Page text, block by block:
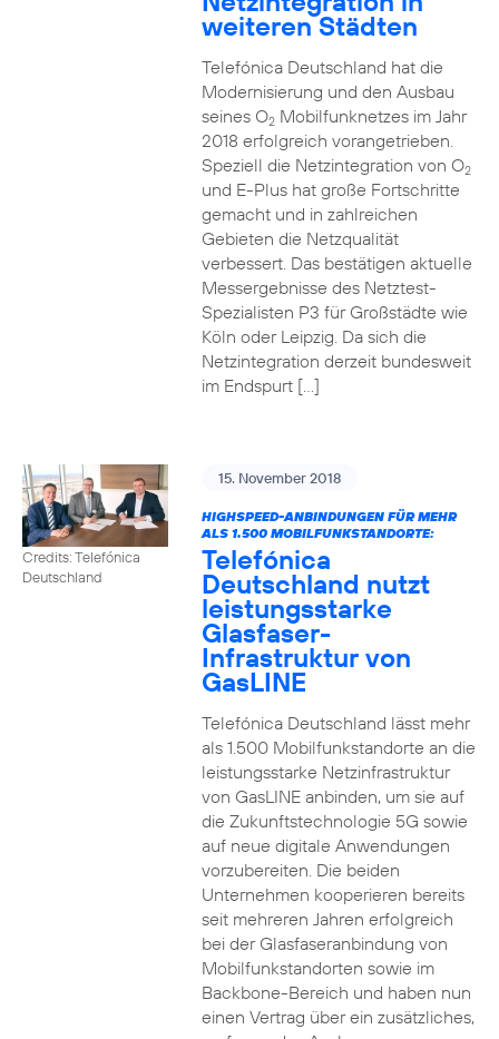
weiteren Städten
Telefónica Deutschland hat die
Modernisierung und den Ausbau
seines O2Mobilfunknetzes im Jahr
2018 erfolgreich vorangetrieben.
Speziell die Netzintegration von O2
und E-Plus hat große Fortschritte
gemacht und in zahlreichen
Gebieten die Netzqualität
verbessert. Das bestätigen aktuelle
Messergebnisse des Netztest-
Spezialisten P3 für Großstädte wie
Köln oder Leipzig. Da sich die
Netzintegration derzeit bundesweit
im Endspurt […]
Credits: Telefónica
Deutschland
15. November 2018
HIGHSPEED-ANBINDUNGEN FÜR MEHR
ALS 1.500 MOBILFUNKSTANDORTE:
Telefónica
Deutschland nutzt
leistungsstarke
Glasfaser-
Infrastruktur von
GasLINE
Telefónica Deutschland lässt mehr
als 1.500 Mobilfunkstandorte an die
leistungsstarke Netzinfrastruktur
von GasLINE anbinden, um sie auf
die Zukunftstechnologie 5G sowie
auf neue digitale Anwendungen
vorzubereiten. Die beiden
Unternehmen kooperieren bereits
seit mehreren Jahren erfolgreich
bei der Glasfaseranbindung von
Mobilfunkstandorten sowie im
Backbone-Bereich und haben nun
einen Vertrag über ein zusätzliches,